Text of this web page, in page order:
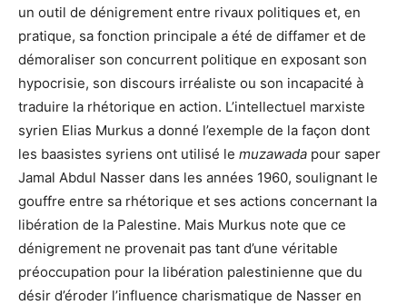
un outil de dénigrement entre rivaux politiques et, en
pratique, sa fonction principale a été de diffamer et de
démoraliser son concurrent politique en exposant son
hypocrisie, son discours irréaliste ou son incapacité à
traduire la rhétorique en action. L’intellectuel marxiste
syrien Elias Murkus a donné l’exemple de la façon dont
les baasistes syriens ont utilisé le muzawada pour saper
Jamal Abdul Nasser dans les années 1960, soulignant le
gouffre entre sa rhétorique et ses actions concernant la
libération de la Palestine. Mais Murkus note que ce
dénigrement ne provenait pas tant d’une véritable
préoccupation pour la libération palestinienne que du
désir d’éroder l’influence charismatique de Nasser en